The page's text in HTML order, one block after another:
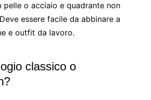
pelle o acciaio e quadrante non
essere facile da abbinare a
e outfit da lavoro.
classico o